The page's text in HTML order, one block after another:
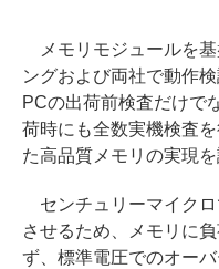
メモリモジュールを基
ングおよび両社で動作
PCの出荷前検査だけで
荷時にも全数実機検査
た高品質メモリの実現を
センチュリーマイクロ
させるため、メモリに
ず、標準電圧でのオー